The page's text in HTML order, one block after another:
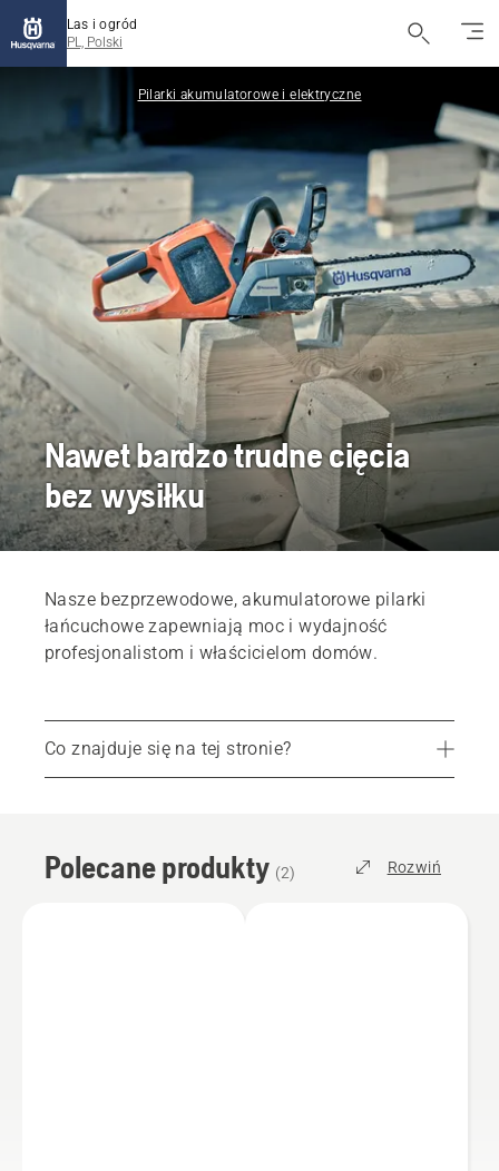
Las i ogród
PL, Polski
Pilarki akumulatorowe i elektryczne
Nawet bardzo trudne cięcia
bez wysiłku
Nasze bezprzewodowe, akumulatorowe pilarki
łańcuchowe zapewniają moc i wydajność
profesjonalistom i właścicielom domów.
Co znajduje się na tej stronie?
Polecane produkty
Usługi
Polecane produkty (2) Rozwiń